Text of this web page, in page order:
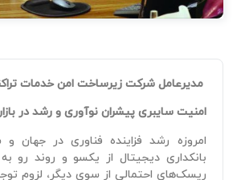
مدیرعامل شرکت زیرساخت امن خدمات
امنیت سایبری پیشران نوآوری و رشد در
امروزه رشد فزاینده فناوری در جهان
بانکداری دیجیتال از یکسو و روند رو
ریسک‌های احتمالی از سوی دیگر، لزوم